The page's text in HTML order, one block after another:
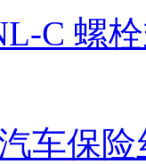
C 螺
车保